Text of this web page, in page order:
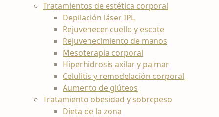
Tratamientos de estética corporal
Depilación láser IPL
Rejuvenecer cuello y escote
Rejuvenecimiento de manos
Mesoterapia corporal
Hiperhidrosis axilar y palmar
Celulitis y remodelación corporal
Aumento de glúteos
Tratamiento obesidad y sobrepeso
Dieta de la zona